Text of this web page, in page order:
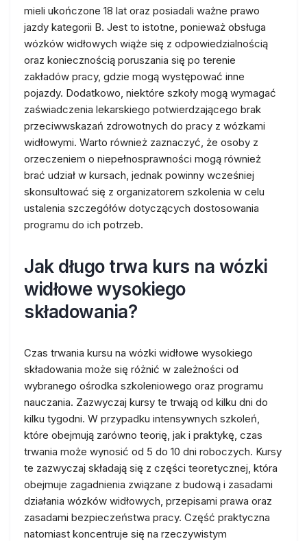
mieli ukończone 18 lat oraz posiadali ważne prawo
jazdy kategorii B. Jest to istotne, ponieważ obsługa
wózków widłowych wiąże się z odpowiedzialnością
oraz koniecznością poruszania się po terenie
zakładów pracy, gdzie mogą występować inne
pojazdy. Dodatkowo, niektóre szkoły mogą wymagać
zaświadczenia lekarskiego potwierdzającego brak
przeciwwskazań zdrowotnych do pracy z wózkami
widłowymi. Warto również zaznaczyć, że osoby z
orzeczeniem o niepełnosprawności mogą również
brać udział w kursach, jednak powinny wcześniej
skonsultować się z organizatorem szkolenia w celu
ustalenia szczegółów dotyczących dostosowania
programu do ich potrzeb.
Jak długo trwa kurs na wózki
widłowe wysokiego
składowania?
Czas trwania kursu na wózki widłowe wysokiego
składowania może się różnić w zależności od
wybranego ośrodka szkoleniowego oraz programu
nauczania. Zazwyczaj kursy te trwają od kilku dni do
kilku tygodni. W przypadku intensywnych szkoleń,
które obejmują zarówno teorię, jak i praktykę, czas
trwania może wynosić od 5 do 10 dni roboczych. Kursy
te zazwyczaj składają się z części teoretycznej, która
obejmuje zagadnienia związane z budową i zasadami
działania wózków widłowych, przepisami prawa oraz
zasadami bezpieczeństwa pracy. Część praktyczna
natomiast koncentruje się na rzeczywistym